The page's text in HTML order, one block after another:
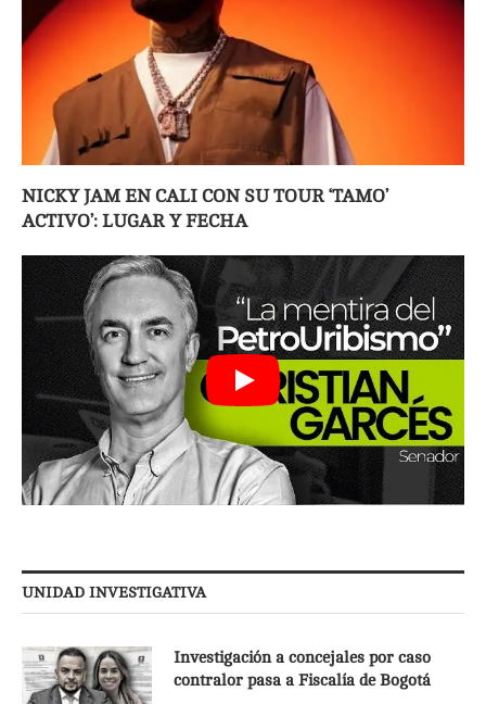
NICKY JAM EN CALI CON SU TOUR ‘TAMO’
ACTIVO’: LUGAR Y FECHA
UNIDAD INVESTIGATIVA
Investigación a concejales por caso
contralor pasa a Fiscalía de Bogotá